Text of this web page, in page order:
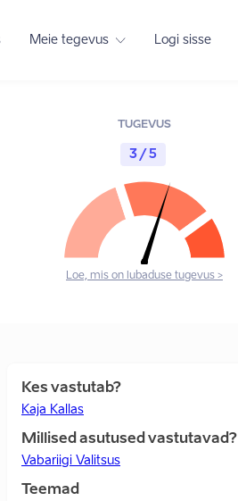
Meie tegevus Logi sisse
TUGEVUS
3 / 5
Loe, mis on lubaduse tugevus >
Kes vastutab?
Kaja Kallas
Millised asutused vastutavad?
Vabariigi Valitsus
Teemad